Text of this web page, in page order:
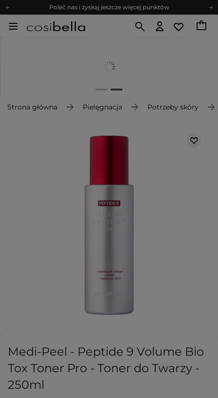
Poleć nas i zyskaj jeszcze więcej punktów
Zapisz się na newsletter pełen porad
Poleć nas i zyskaj jeszcze więcej punktów
Strona główna Pielęgnacja Potrzeby skóry
Medi-Peel - Peptide 9 Volume Bio
Tox Toner Pro - Toner do Twarzy -
250ml